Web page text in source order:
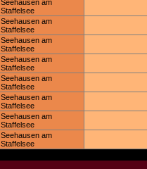
Seehausen am
Staffelsee
Seehausen am
Staffelsee
Seehausen am
Staffelsee
Seehausen am
Staffelsee
Seehausen am
Staffelsee
Seehausen am
Staffelsee
Seehausen am
Staffelsee
Seehausen am
Staffelsee